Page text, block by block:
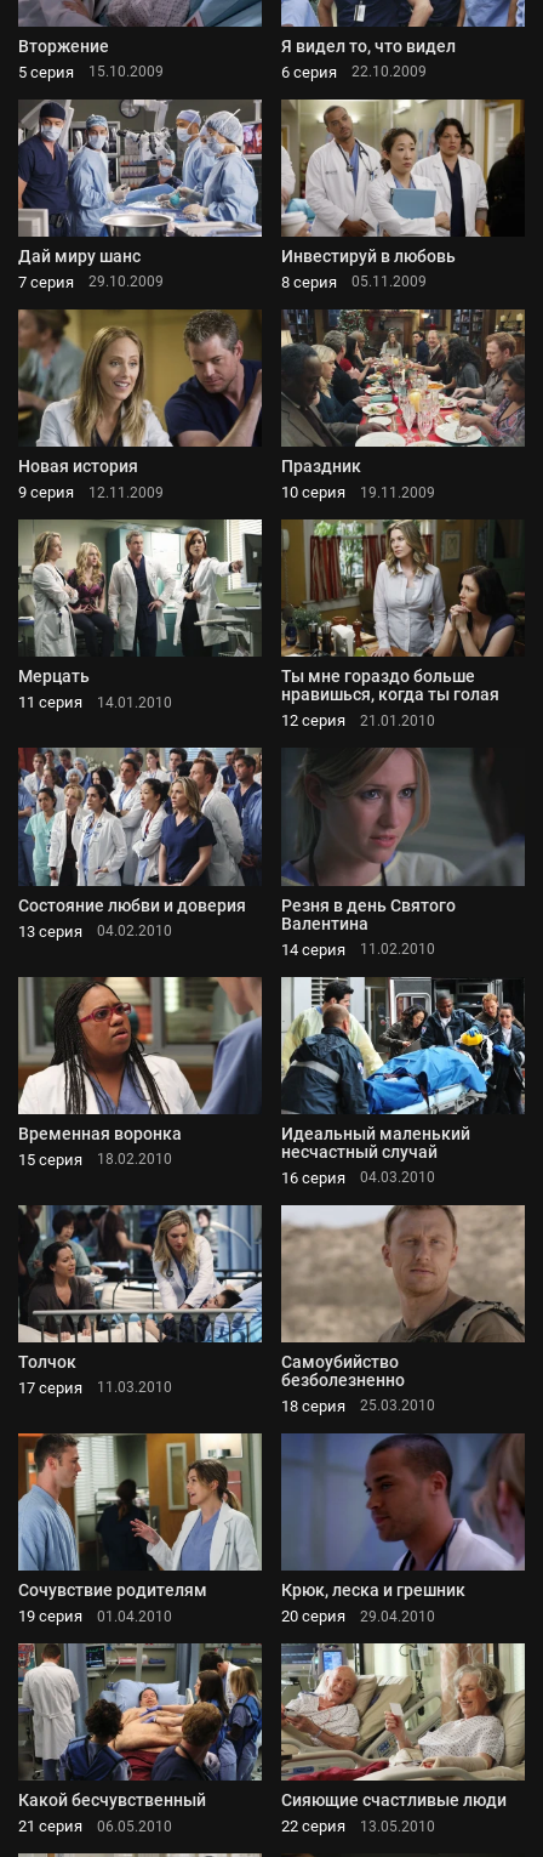
Вторжение
5 серия 15.10.2009
Я видел то, что видел
6 серия 22.10.2009
Дай миру шанс
7 серия 29.10.2009
Инвестируй в любовь
8 серия 05.11.2009
Новая история
9 серия 12.11.2009
Праздник
10 серия 19.11.2009
Мерцать
11 серия 14.01.2010
Ты мне гораздо больше
нравишься, когда ты голая
12 серия 21.01.2010
Состояние любви и доверия
13 серия 04.02.2010
Резня в день Святого
Валентина
14 серия 11.02.2010
Временная воронка
15 серия 18.02.2010
Идеальный маленький
несчастный случай
16 серия 04.03.2010
Толчок
17 серия 11.03.2010
Самоубийство
безболезненно
18 серия 25.03.2010
Сочувствие родителям
19 серия 01.04.2010
Крюк, леска и грешник
20 серия 29.04.2010
Какой бесчувственный
21 серия 06.05.2010
Сияющие счастливые люди
22 серия 13.05.2010